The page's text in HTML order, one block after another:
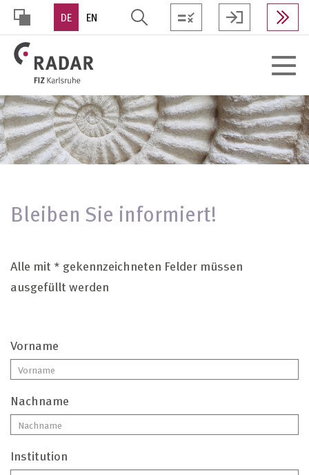
Direkt
zum
Inhalt
HOHER
KONTRAST
DE EN
Toggle
Bleiben Sie informiert!
Alle mit * gekennzeichneten Felder müssen
ausgefüllt werden
Vorname
Nachname
Institution